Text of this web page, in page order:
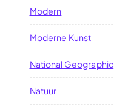
Modern
Moderne Kunst
National Geographic
Natuur